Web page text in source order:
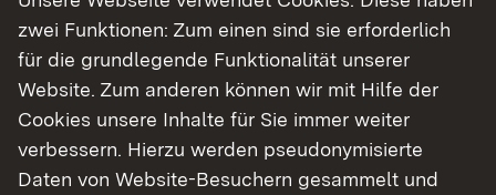
Show larger version for:
zwei Funktionen: Zum einen sind sie erforderlich
für die grundlegende Funktionalität unserer
Website. Zum anderen können wir mit Hilfe der
Cookies unsere Inhalte für Sie immer weiter
verbessern. Hierzu werden pseudonymisierte
Daten von Website-Besuchern gesammelt und